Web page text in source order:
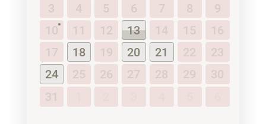
3
4 5 6 7 8
9
10
11 12 13 14 15
16
17
18 19 20 21 22
23
24
25 26 27 28 29
30
31